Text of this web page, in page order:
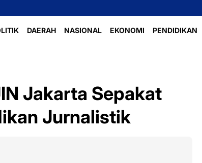
DAERAH NASIONAL EKONOMI PENDIDIKAN
Jakarta Sepakat
Jurnalistik